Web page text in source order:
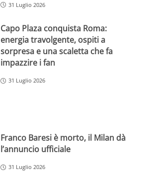
31 Luglio 2026
Capo Plaza conquista Roma:
energia travolgente, ospiti a
sorpresa e una scaletta che fa
impazzire i fan
31 Luglio 2026
Franco Baresi è morto, il Milan dà
l’annuncio ufficiale
31 Luglio 2026